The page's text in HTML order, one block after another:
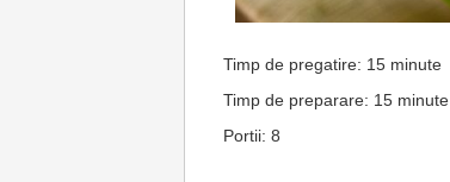
Timp de pregatire: 15 minute
Timp de preparare: 15 minute
Portii: 8